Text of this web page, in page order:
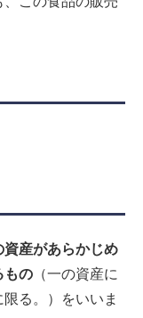
産があらかじめ
もの （一の資産に
る。）をいいま